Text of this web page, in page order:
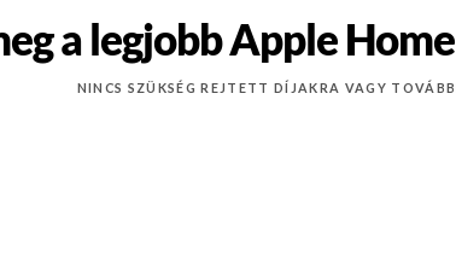
a legjobb Apple
NINCS SZÜKSÉG REJTETT DÍJAKRA VAGY